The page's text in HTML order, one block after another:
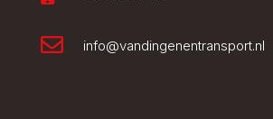
 info@vandingenentransport.nl